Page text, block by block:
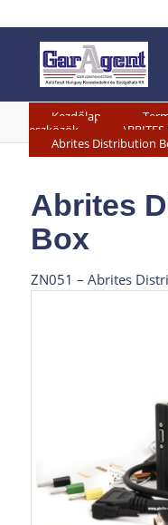
Kezdőlap
eszközök
»
Abrites Distribution
Abrites
Box
ZN051 – Abrites